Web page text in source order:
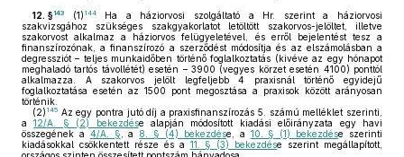
12. §143 (1) 144Ha a háziorvosi szolgáltató a Hr. szerint a háziorvosi
szakvizsgához szükséges szakgyakorlatot letöltött szakorvos-jelöltet, illetve
szakorvost alkalmaz a háziorvos felügyeletével, és erről bejelentést tesz a
finanszírozónak, a finanszírozó a szerződést módosítja és az elszámolásban a
degressziót – teljes munkaidőben történő foglalkoztatás (kivéve az egy hónapot
meghaladó tartós távollétét) esetén – 3900 (vegyes körzet esetén 4100) ponttól
alkalmazza. A szakorvos jelölt legfeljebb 4 praxisnál történő egyidejű
foglalkoztatása esetén az 1500 pont megosztása a praxisok között arányosan
történik.
(2) 145 Az egy pontra jutó díj a praxisfinanszírozás 5. számú melléklet szerinti,
a12/A. § (2) bekezdése alapján módosított kiadási előirányzata egy havi
összegének a 4/A. § , a 8. § (4) bekezdése, a 10. § (1) bekezdése szerinti
kiadásokkal csökkentett része és a 11. § (3) bekezdése szerint megállapított,